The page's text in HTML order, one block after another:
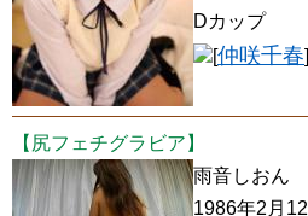
Dカップ
[仲咲千春]
【尻フェチグラビア】
雨音しおん
1986年2月